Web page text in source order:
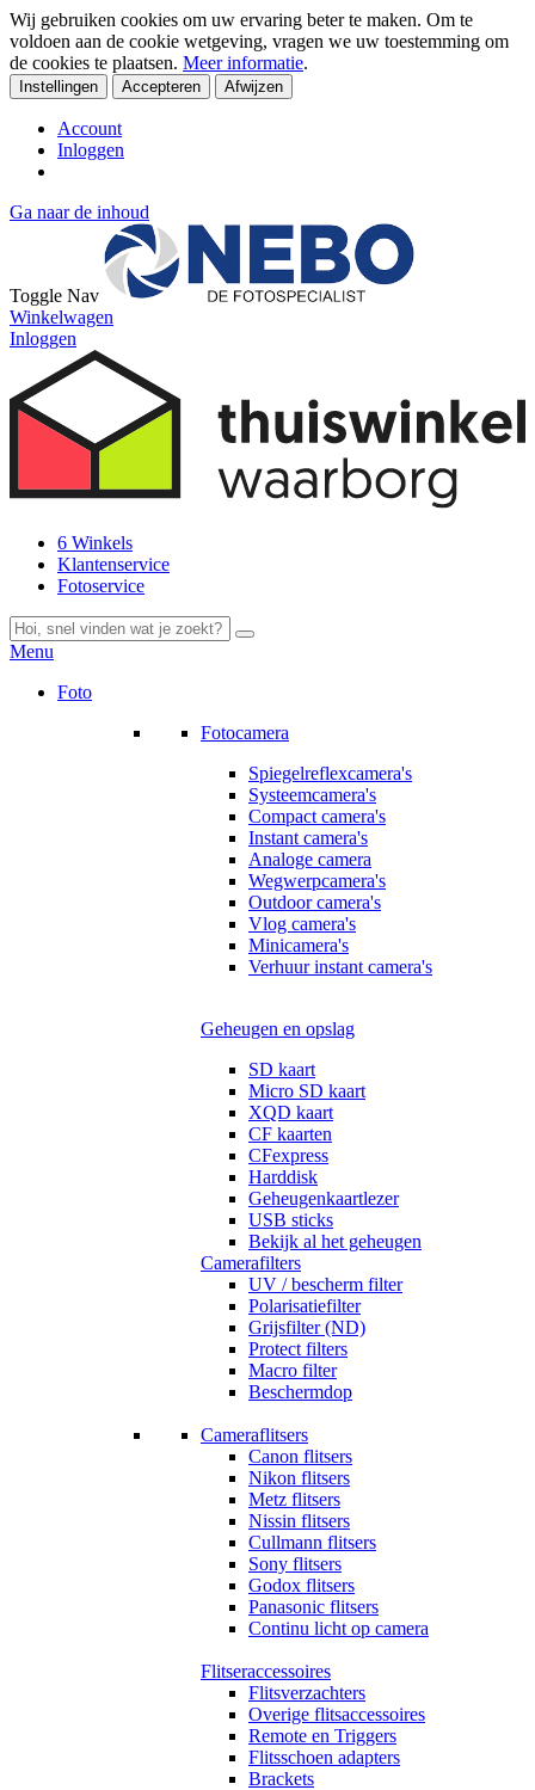
Wij gebruiken cookies om uw ervaring beter te maken. Om te
voldoen aan de cookie wetgeving, vragen we uw toestemming om
de cookies te plaatsen. Meer informatie.
Instellingen Accepteren Afwijzen
Account
Inloggen
Ga naar de inhoud
Toggle Nav
Winkelwagen
Inloggen
6 Winkels
Klantenservice
Fotoservice
Menu
Foto
Fotocamera
Spiegelreflexcamera's
Systeemcamera's
Compact camera's
Instant camera's
Analoge camera
Wegwerpcamera's
Outdoor camera's
Vlog camera's
Minicamera's
Verhuur instant camera's
Geheugen en opslag
SD kaart
Micro SD kaart
XQD kaart
CF kaarten
CFexpress
Harddisk
Geheugenkaartlezer
USB sticks
Bekijk al het geheugen
Camerafilters
UV / bescherm filter
Polarisatiefilter
Grijsfilter (ND)
Protect filters
Macro filter
Beschermdop
Cameraflitsers
Canon flitsers
Nikon flitsers
Metz flitsers
Nissin flitsers
Cullmann flitsers
Sony flitsers
Godox flitsers
Panasonic flitsers
Continu licht op camera
Flitseraccessoires
Flitsverzachters
Overige flitsaccessoires
Remote en Triggers
Flitsschoen adapters
Brackets